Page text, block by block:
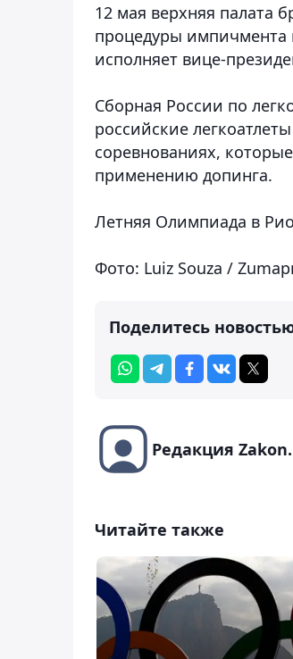
12 мая верхняя палата
процедуры импичмента
исполняет вице-
Сборная России по
российские
соревнованиях,
применению допинга.
Летняя Олимпиада в
Фото: Luiz Souza /
Поделитесь
Редакция
Читайте также